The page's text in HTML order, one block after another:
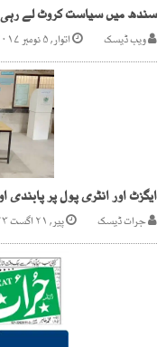
سندھ میں سیاست کروٹ لے
ویب ڈیسک اتوار, ۵ نومبر ۲۰۱۷
ایگزٹ اور انٹری پول پر
جرات ڈیسک پیر, ۲۱ اگست ۲۰۲۳